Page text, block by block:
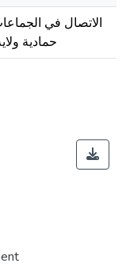
الاتصال في
حمادية